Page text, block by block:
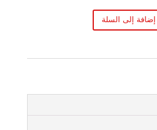
إضافة إلى السلة